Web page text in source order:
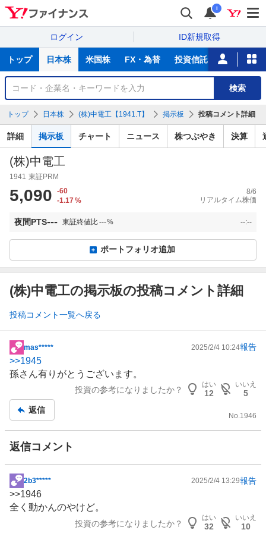
i
ログイン ID新規取得
サ
トップ 日本株 米国株 FX・為替 投資信託 ニュース
銘
検
索
検索
トップ 日本株 (株)中電工【1941.T】 掲示板 投稿コメント詳細
詳細 掲示板 チャート ニュース 株つぶやき 決算
(株)中電工
1941 東証PRM
5,090
-60
-1.17%
8/6
リアルタイム株価
夜間PTS--- 東証終値比---% --:--
ポートフォリオ追加
(株)中電工の掲示板の投稿コメント詳細
投稿コメント一覧へ戻る
掲
示
板
mas***** 2025/2/4 10:24報告
>>1945
孫さん有りがとうございます。
投資の参考になりましたか？
はい
12
いいえ
5
返信
No.1946
返信コメント
掲
示
板
2b3***** 2025/2/4 13:29報告
>>1946
全く動かんのやけど。
投資の参考になりましたか？
はい
32
いいえ
10